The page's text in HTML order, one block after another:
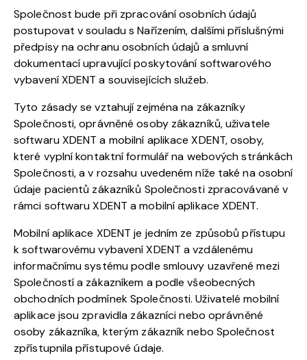
Společnost bude při zpracování osobních údajů
postupovat v souladu s Nařízením, dalšími příslušnými
předpisy na ochranu osobních údajů a smluvní
dokumentací upravující poskytování softwarového
vybavení XDENT a souvisejících služeb.
Tyto zásady se vztahují zejména na zákazníky
Společnosti, oprávněné osoby zákazníků, uživatele
softwaru XDENT a mobilní aplikace XDENT, osoby,
které vyplní kontaktní formulář na webových stránkách
Společnosti, a v rozsahu uvedeném níže také na osobní
údaje pacientů zákazníků Společnosti zpracovávané v
rámci softwaru XDENT a mobilní aplikace XDENT.
Mobilní aplikace XDENT je jedním ze způsobů přístupu
k softwarovému vybavení XDENT a vzdálenému
informačnímu systému podle smlouvy uzavřené mezi
Společností a zákazníkem a podle všeobecných
obchodních podmínek Společnosti. Uživatelé mobilní
aplikace jsou zpravidla zákazníci nebo oprávněné
osoby zákazníka, kterým zákazník nebo Společnost
zpřístupnila přístupové údaje.